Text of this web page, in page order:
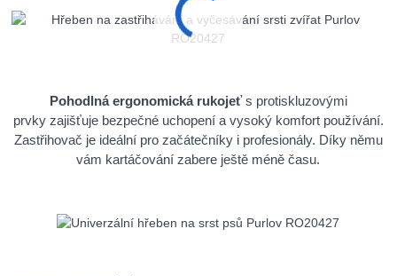
Pohodlná ergonomická rukojeťs protiskluzovými
prvky zajišťuje bezpečné uchopení a vysoký komfort používání.
Zastřihovač je ideální pro začátečníky i profesionály. Díky němu
vám kartáčování zabere ještě méně času.